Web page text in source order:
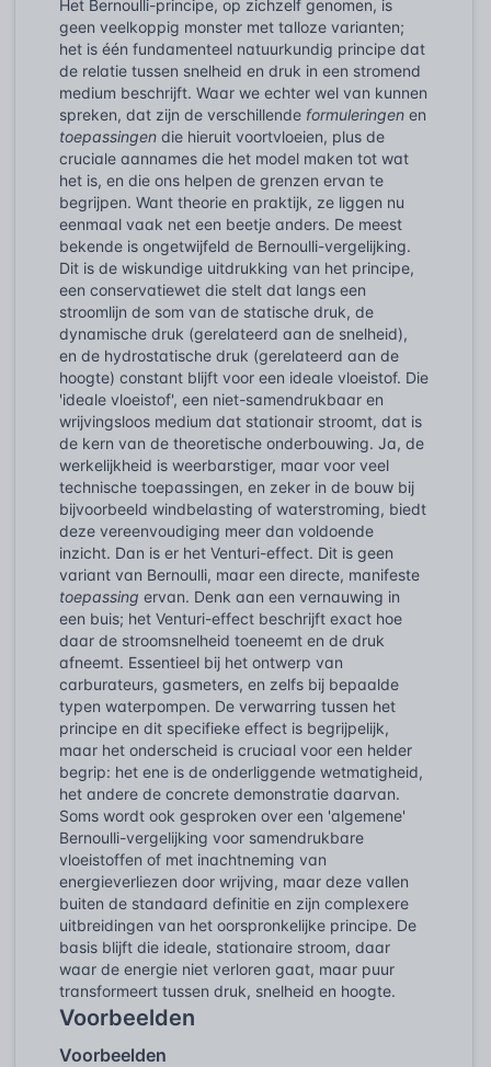
Het Bernoulli-principe, op zichzelf genomen, is
geen veelkoppig monster met talloze varianten;
het is één fundamenteel natuurkundig principe dat
de relatie tussen snelheid en druk in een stromend
medium beschrijft. Waar we echter wel van kunnen
spreken, dat zijn de verschillende formuleringen en
toepassingen die hieruit voortvloeien, plus de
cruciale aannames die het model maken tot wat
het is, en die ons helpen de grenzen ervan te
begrijpen. Want theorie en praktijk, ze liggen nu
eenmaal vaak net een beetje anders. De meest
bekende is ongetwijfeld de Bernoulli-vergelijking.
Dit is de wiskundige uitdrukking van het principe,
een conservatiewet die stelt dat langs een
stroomlijn de som van de statische druk, de
dynamische druk (gerelateerd aan de snelheid),
en de hydrostatische druk (gerelateerd aan de
hoogte) constant blijft voor een ideale vloeistof. Die
'ideale vloeistof', een niet-samendrukbaar en
wrijvingsloos medium dat stationair stroomt, dat is
de kern van de theoretische onderbouwing. Ja, de
werkelijkheid is weerbarstiger, maar voor veel
technische toepassingen, en zeker in de bouw bij
bijvoorbeeld windbelasting of waterstroming, biedt
deze vereenvoudiging meer dan voldoende
inzicht. Dan is er het Venturi-effect. Dit is geen
variant van Bernoulli, maar een directe, manifeste
toepassing ervan. Denk aan een vernauwing in
een buis; het Venturi-effect beschrijft exact hoe
daar de stroomsnelheid toeneemt en de druk
afneemt. Essentieel bij het ontwerp van
carburateurs, gasmeters, en zelfs bij bepaalde
typen waterpompen. De verwarring tussen het
principe en dit specifieke effect is begrijpelijk,
maar het onderscheid is cruciaal voor een helder
begrip: het ene is de onderliggende wetmatigheid,
het andere de concrete demonstratie daarvan.
Soms wordt ook gesproken over een 'algemene'
Bernoulli-vergelijking voor samendrukbare
vloeistoffen of met inachtneming van
energieverliezen door wrijving, maar deze vallen
buiten de standaard definitie en zijn complexere
uitbreidingen van het oorspronkelijke principe. De
basis blijft die ideale, stationaire stroom, daar
waar de energie niet verloren gaat, maar puur
transformeert tussen druk, snelheid en hoogte.
Voorbeelden
Voorbeelden